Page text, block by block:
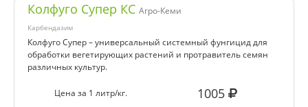
Колфуго Супер КС Агро-Кеми
Карбендазим
Колфуго Супер – универсальный системный фунгицид для
обработки вегетирующих растений и протравитель семян
различных культур.
Цена за 1 литр/кг. 1005